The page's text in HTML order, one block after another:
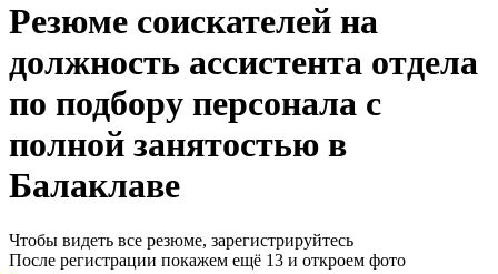
Резюме соискателей на
должность ассистента отдела
по подбору персонала с
полной занятостью в
Балаклаве
Чтобы видеть все резюме, зарегистрируйтесь
После регистрации покажем ещё 13 и откроем фото